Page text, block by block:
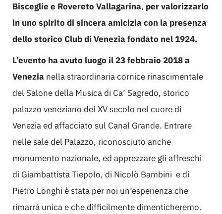
Bisceglie e Rovereto Vallagarina, per valorizzarlo
in uno spirito di sincera amicizia con la presenza
dello storico Club di Venezia fondato nel 1924.
L’evento ha avuto luogo il 23 febbraio 2018 a
Venezia nella straordinaria cornice rinascimentale
del Salone della Musica di Ca’ Sagredo, storico
palazzo veneziano del XV secolo nel cuore di
Venezia ed affacciato sul Canal Grande. Entrare
nelle sale del Palazzo, riconosciuto anche
monumento nazionale, ed apprezzare gli affreschi
di Giambattista Tiepolo, di Nicolò Bambini e di
Pietro Longhi è stata per noi un’esperienza che
rimarrà unica e che difficilmente dimenticheremo.